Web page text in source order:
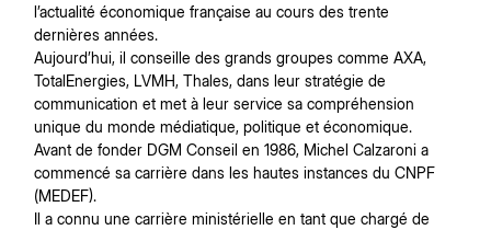
l’actualité économique française au cours des trente
dernières années.
Aujourd’hui, il conseille des grands groupes comme AXA,
TotalEnergies, LVMH, Thales, dans leur stratégie de
communication et met à leur service sa compréhension
unique du monde médiatique, politique et économique.
Avant de fonder DGM Conseil en 1986, Michel Calzaroni a
commencé sa carrière dans les hautes instances du CNPF
(MEDEF).
Il a connu une carrière ministérielle en tant que chargé de